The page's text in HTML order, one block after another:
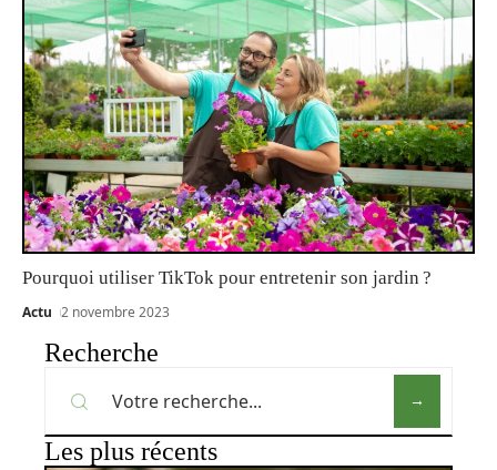
Pourquoi utiliser TikTok pour entretenir son jardin ?
Actu 2 novembre 2023
Recherche
Les plus récents